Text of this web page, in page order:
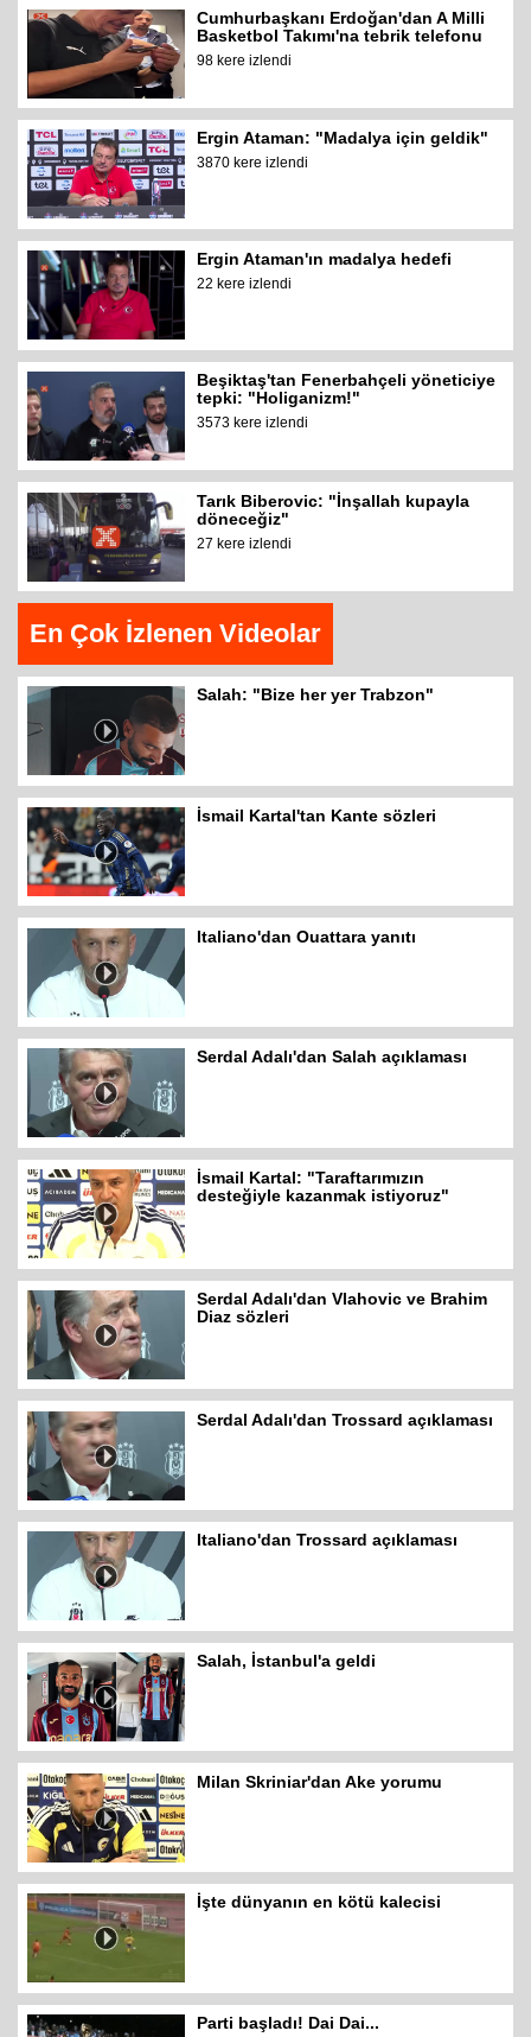
Cumhurbaşkanı Erdoğan'dan A Milli
Basketbol Takımı'na tebrik telefonu
98 kere izlendi
Ergin Ataman: "Madalya için geldik"
3870 kere izlendi
Ergin Ataman'ın madalya hedefi
22 kere izlendi
Beşiktaş'tan Fenerbahçeli yöneticiye
tepki: "Holiganizm!"
3573 kere izlendi
Tarık Biberovic: "İnşallah kupayla
döneceğiz"
27 kere izlendi
En Çok İzlenen Videolar
Salah: "Bize her yer Trabzon"
İsmail Kartal'tan Kante sözleri
Italiano'dan Ouattara yanıtı
Serdal Adalı'dan Salah açıklaması
İsmail Kartal: "Taraftarımızın
desteğiyle kazanmak istiyoruz"
Serdal Adalı'dan Vlahovic ve Brahim
Diaz sözleri
Serdal Adalı'dan Trossard açıklaması
Italiano'dan Trossard açıklaması
Salah, İstanbul'a geldi
Milan Skriniar'dan Ake yorumu
İşte dünyanın en kötü kalecisi
Parti başladı! Dai Dai...